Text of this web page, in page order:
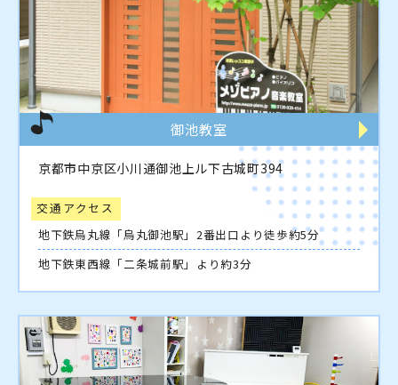
御池教室
京都市中京区小川通御池上ル下古城町394
交通アクセス
地下鉄烏丸線「烏丸御池駅」2番出口より徒歩約5分
地下鉄東西線「二条城前駅」より約3分